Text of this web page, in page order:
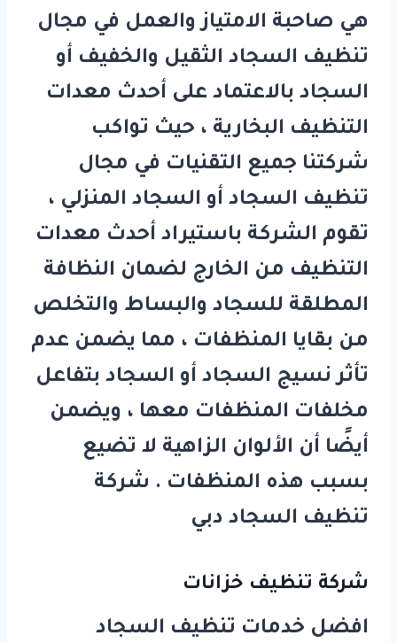
هي صاحبة الامتياز والعمل في مجال
تنظيف السجاد الثقيل والخفيف أو
السجاد بالاعتماد على أحدث معدات
التنظيف البخارية ، حيث تواكب
شركتنا جميع التقنيات في مجال
تنظيف السجاد أو السجاد المنزلي ،
تقوم الشركة باستيراد أحدث معدات
التنظيف من الخارج لضمان النظافة
المطلقة للسجاد والبساط والتخلص
من بقايا المنظفات ، مما يضمن عدم
تأثر نسيج السجاد أو السجاد بتفاعل
مخلفات المنظفات معها ، ويضمن
أيضًا أن الألوان الزاهية لا تضيع
بسبب هذه المنظفات . شركة
تنظيف السجاد دبي
شركة تنظيف خزانات
افضل خدمات تنظيف السجاد